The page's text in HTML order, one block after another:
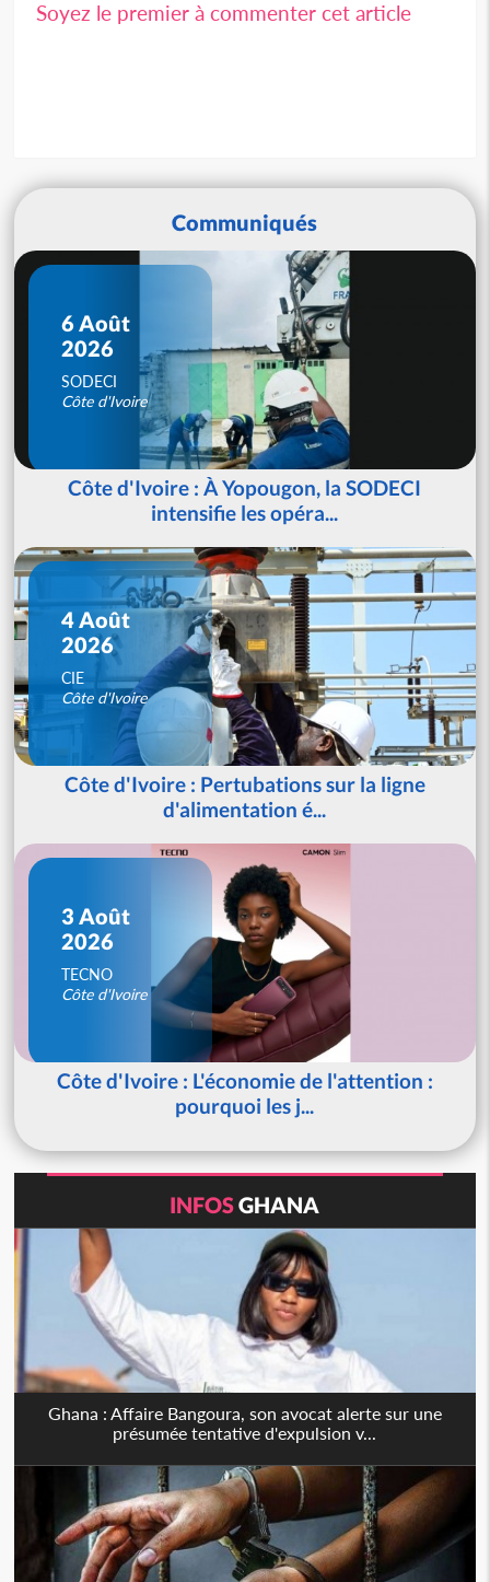
Soyez le premier à commenter cet article
Communiqués
6 Août
2026
SODECI
Côte d'Ivoire
Côte d'Ivoire : À Yopougon, la SODECI
intensifie les opéra...
4 Août
2026
CIE
Côte d'Ivoire
Côte d'Ivoire : Pertubations sur la ligne
d'alimentation é...
3 Août
2026
TECNO
Côte d'Ivoire
Côte d'Ivoire : L'économie de l'attention :
pourquoi les j...
INFOSGHANA
Ghana : Affaire Bangoura, son avocat alerte sur une
présumée tentative d'expulsion v...